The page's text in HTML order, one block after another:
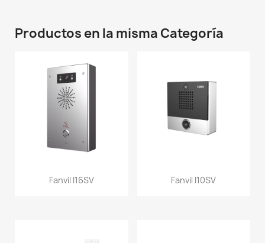
Productos en la misma Categoría
Fanvil I16SV Fanvil I10SV